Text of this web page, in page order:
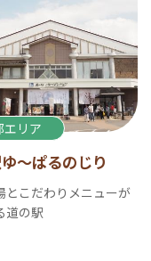
エリア
～ぱるのじり
とこだわりメニューが
道の駅